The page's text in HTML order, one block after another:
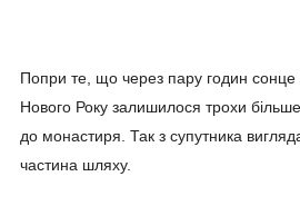
Попри те, що через пару годин
Нового Року залишилося трохи
до монастиря. Так з супутника
частина шляху.